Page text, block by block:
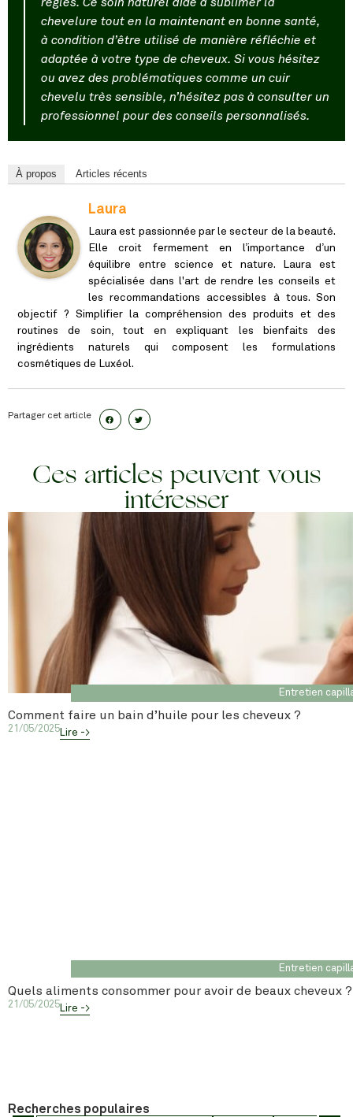
règles. Ce soin naturel aide à sublimer la
chevelure tout en la maintenant en bonne santé,
à condition d’être utilisé de manière réfléchie et
adaptée à votre type de cheveux. Si vous hésitez
ou avez des problématiques comme un cuir
chevelu très sensible, n’hésitez pas à consulter un
professionnel pour des conseils personnalisés.
À propos Articles récents
Laura
Laura est passionnée par le secteur de la beauté.
Elle croit fermement en l’importance d’un
équilibre entre science et nature. Laura est
spécialisée dans l'art de rendre les conseils et
les recommandations accessibles à tous. Son
objectif ? Simplifier la compréhension des produits et des
routines de soin, tout en expliquant les bienfaits des
ingrédients naturels qui composent les formulations
cosmétiques de Luxéol.
Partager cet article
Ces articles peuvent vous
intéresser
Entretien
Comment faire un bain d’huile pour les cheveux ?
21/05/2025Lire ->
Entretien
Quels aliments consommer pour avoir de beaux cheveux ?
21/05/2025Lire ->
Recherches populaires